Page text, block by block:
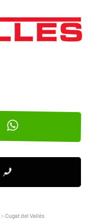
Cugat del Vallès